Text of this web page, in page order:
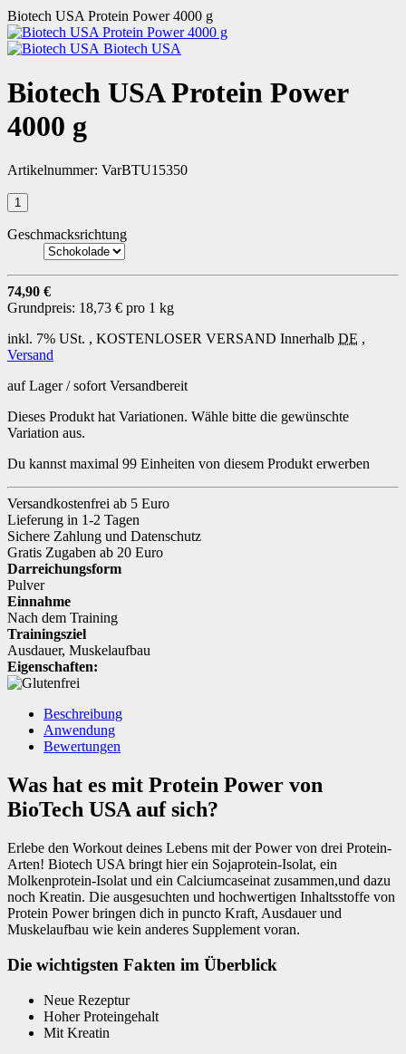
Biotech USA Protein Power 4000 g
Biotech USA
Biotech USA Protein Power
4000 g
Artikelnummer: VarBTU15350
Geschmacksrichtung
74,90 €
Grundpreis: 18,73 € pro 1 kg
inkl. 7% USt. , KOSTENLOSER VERSAND Innerhalb DE ,
Versand
auf Lager / sofort Versandbereit
Dieses Produkt hat Variationen. Wähle bitte die gewünschte
Variation aus.
Du kannst maximal 99 Einheiten von diesem Produkt erwerben
Versandkostenfrei ab 5 Euro
Lieferung in 1-2 Tagen
Sichere Zahlung und Datenschutz
Gratis Zugaben ab 20 Euro
Darreichungsform
Pulver
Einnahme
Nach dem Training
Trainingsziel
Ausdauer, Muskelaufbau
Eigenschaften:
Beschreibung
Anwendung
Bewertungen
Was hat es mit Protein Power von
BioTech USA auf sich?
Erlebe den Workout deines Lebens mit der Power von drei Protein-
Arten! Biotech USA bringt hier ein Sojaprotein-Isolat, ein
Molkenprotein-Isolat und ein Calciumcaseinat zusammen,und dazu
noch Kreatin. Die ausgesuchten und hochwertigen Inhaltsstoffe von
Protein Power bringen dich in puncto Kraft, Ausdauer und
Muskelaufbau wie kein anderes Supplement voran.
Die wichtigsten Fakten im Überblick
Neue Rezeptur
Hoher Proteingehalt
Mit Kreatin